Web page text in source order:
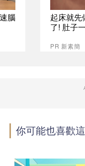
腦
起床就先
了! 肚子
PR 新素簡
你可能也喜歡